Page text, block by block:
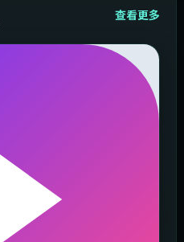
查看更多